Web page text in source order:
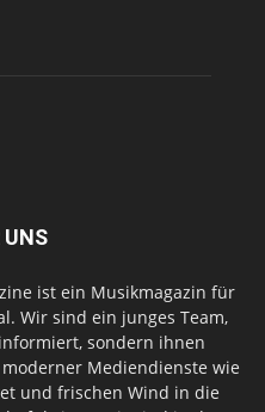
UNS
ist ein Musikmagazin für
Wir sind ein junges Team,
sondern ihnen
Mediendienste wie
und frischen Wind in die